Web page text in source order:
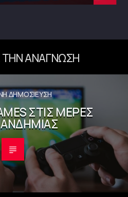
ΤΗΝ ΑΝΆΓΝΩΣΗ
ΔΗΜΟΣΊΕΥΣΗ
ΣΤΙΣ ΜΈΡΕΣ